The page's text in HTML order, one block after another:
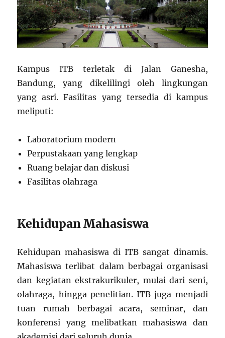
Kampus ITB terletak di Jalan Ganesha,
Bandung, yang dikelilingi oleh lingkungan
yang asri. Fasilitas yang tersedia di kampus
meliputi:
Laboratorium modern
Perpustakaan yang lengkap
Ruang belajar dan diskusi
Fasilitas olahraga
Kehidupan Mahasiswa
Kehidupan mahasiswa di ITB sangat dinamis.
Mahasiswa terlibat dalam berbagai organisasi
dan kegiatan ekstrakurikuler, mulai dari seni,
olahraga, hingga penelitian. ITB juga menjadi
tuan rumah berbagai acara, seminar, dan
konferensi yang melibatkan mahasiswa dan